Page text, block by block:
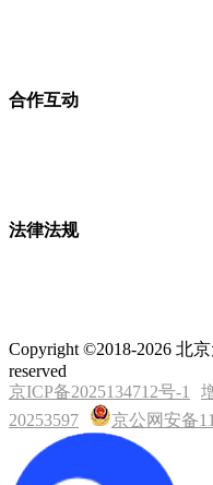
合作互动
法律法规
Copyright ©2018-2026 北
reserved
京ICP备2025134712号-1
20253597
京公网安备